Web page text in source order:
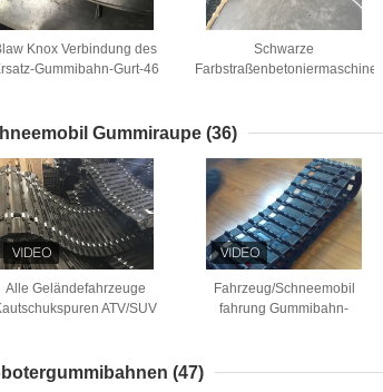
Knox Verbindung des
Gummibahn-Gurt-46
Schwarze
Farbstraßenbetoniermaschinen-
weniger Erschütterung
Gummiraupe (36)
Alle Geländefahrzeuge
ATV/SUV
Schneebläser
Fahrzeug/Schneemobil
fahrung Gummibahn-
(47)